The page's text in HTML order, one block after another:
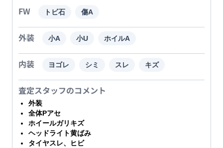
FW トビ石 傷A
外装 小A 小U ホイルA
内装 ヨゴレ シミ スレ キズ
査定スタッフのコメント
外装
全体Pアセ
ホイールガリキズ
ヘッドライト黄ばみ
タイヤスレ、ヒビ